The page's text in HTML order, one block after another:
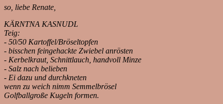
so, liebe Renate,
KÄRNTNA KASNUDL
Teig:
- 50/50 Kartoffel/Bröseltopfen
- bisschen feingehackte Zwiebel anrösten
- Kerbelkraut, Schnittlauch, handvoll Minze
- Salz nach belieben
- Ei dazu und durchkneten
wenn zu weich nimm Semmelbrösel
Golfballgroße Kugeln formen.